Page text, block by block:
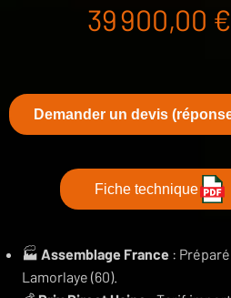
39 900,00 €
Demander un devis
Fiche technique
🏭 Assemblage France :
Lamorlaye (60).